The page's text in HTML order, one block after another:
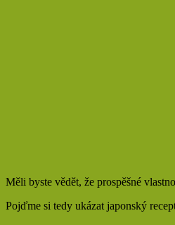
Měli byste vědět, že prospěšné
Pojďme si tedy ukázat japonský